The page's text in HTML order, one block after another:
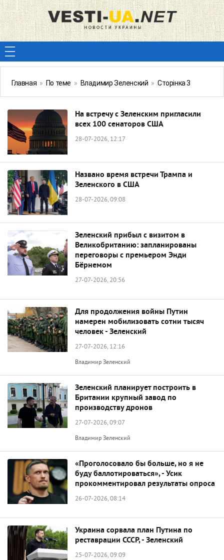
Главная » По теме » Владимир Зеленский » Сторінка 3
На встречу с Зеленским пригласили
всех 100 сенаторов США
28-07-2026, 12:17
Названо время встречи Трампа и
Зеленского в США
28-07-2026, 09:08
Зеленский прибыл с визитом в
Великобританию: запланированы
переговоры с премьером Энди
Бёрнемом
27-07-2026, 20:56
Для продолжения войны Путин
намерен мобилизовать сотни тысяч
человек - Зеленский
27-07-2026, 12:16
Владимир Зеленский
Зеленский планирует построить в
Британии крупный завод по
производству дронов
27-07-2026, 09:07
Владимир Зеленский
«Проголосовало бы больше, но я не
буду баллотироваться», - Усик
прокомментировал результаты опроса
26-07-2026, 08:14
Украина сорвала план Путина по
реставрации СССР, - Зеленский
25-07-2026, 09:09